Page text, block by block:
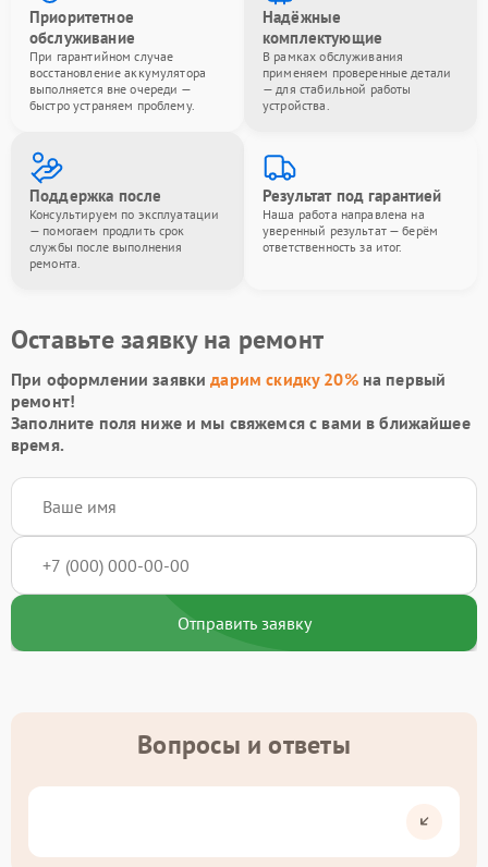
Приоритетное
обслуживание
При гарантийном случае
восстановление аккумулятора
выполняется вне очереди —
быстро устраняем проблему.
Надёжные
комплектующие
В рамках обслуживания
применяем проверенные детали
— для стабильной работы
устройства.
Поддержка после
Консультируем по эксплуатации
— помогаем продлить срок
службы после выполнения
ремонта.
Результат под гарантией
Наша работа направлена на
уверенный результат — берём
ответственность за итог.
Оставьте заявку на ремонт
При оформлении заявкидарим скидку 20%на первый
ремонт!
Заполните поля ниже и мы свяжемся с вами в ближайшее
время.
Отправить заявку
Вопросы и ответы